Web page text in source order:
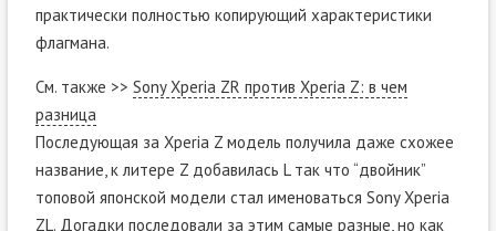
практически полностью копирующий характеристики
флагмана.
См. также >> Sony Xperia ZR против Xperia Z: в чем
разница
Последующая за Xperia Z модель получила даже схожее
название, к литере Z добавилась L так что “двойник”
топовой японской модели стал именоваться Sony Xperia
ZL. Догадки последовали за этим самые разные, но как